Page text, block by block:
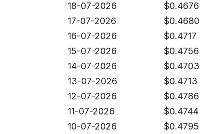
18-07-2026
$0.4676
17-07-2026
$0.4680
16-07-2026
$0.4717
15-07-2026
$0.4756
14-07-2026
$0.4703
13-07-2026
$0.4713
12-07-2026
$0.4786
11-07-2026
$0.4744
10-07-2026
$0.4795